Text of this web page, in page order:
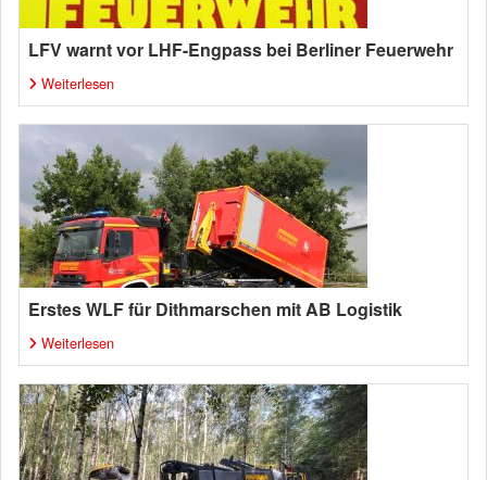
LFV warnt vor LHF-Engpass bei Berliner Feuerwehr
Weiterlesen
Erstes WLF für Dithmarschen mit AB Logistik
Weiterlesen